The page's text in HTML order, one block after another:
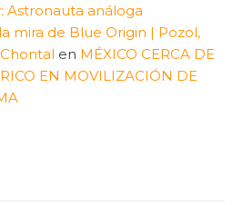
Astronauta análoga
mira de Blue Origin | Pozol,
en MÉXICO CERCA DE
EN MOVILIZACIÓN DE